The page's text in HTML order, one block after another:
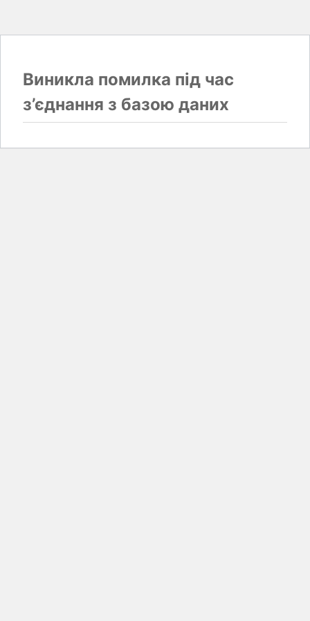
Виникла помилка під час
з’єднання з базою даних